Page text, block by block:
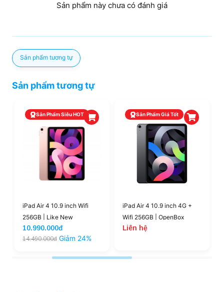
Tấm nền IPS LCD đi kèm là công nghệ True-Tone cho
Hỗ trợ tốt cho những bạn làm công việc chỉnh sửa ảnh,
hình luôn hiển thị tốt dù bạn sử dụng iPad khi ở ngoài
trời.
Chip A14 kết hợp RAM 6GB cho sức mạnh ấn
tượng và bộ nhớ lưu trữ rộng rãi
Chiếc iPad Air này được Apple trang bị con chip A14
Bionic đem lại nguồn sức mạnh khổng lồ và tốc độ xử lý
vượt trội. RAM 6GB có thể chạy đa nhiệm mượt mà và bộ
Sản phẩm này chưa có đánh giá
Sản phẩm tương tự
Sản phẩm tương tự
Sản Phẩm Siêu HOT
iPad Air 4 10.9 inch Wifi
256GB | Like New
10.990.000đ
14.490.000đ Giảm 24%
Sản Phẩm Giá Tốt
iPad Air 4 10.9 inch 4G +
Wifi 256GB | OpenBox
Liên hệ